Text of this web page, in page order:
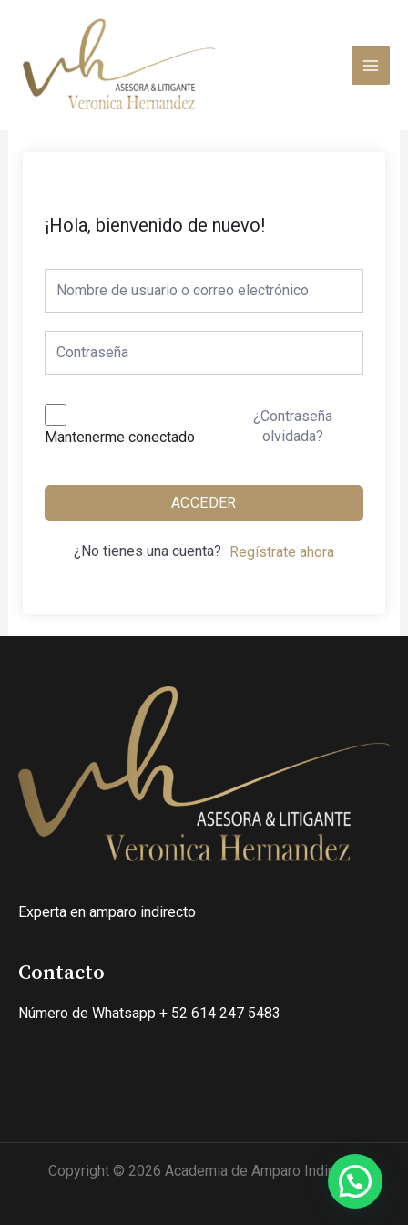
contenido
¡Hola, bienvenido de nuevo!
Mantenerme conectado
¿Contraseña
olvidada?
ACCEDER
¿No tienes una cuenta? Regístrate ahora
Experta en amparo indirecto
Contacto
Número de Whatsapp + 52 614 247 5483
Copyright © 2026 Academia de Amparo Indirecto